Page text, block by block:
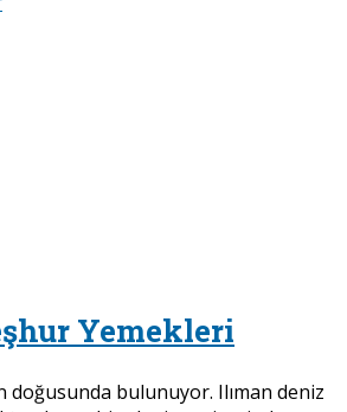
Yemekleri
doğusunda bulunuyor. Ilıman deniz